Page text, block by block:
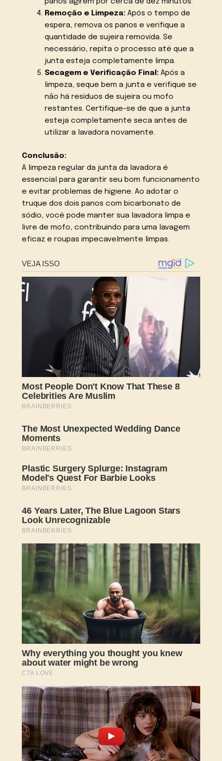
panos agirem por cerca de dez minutos.
Remoção e Limpeza:Após o tempo de
espera, remova os panos e verifique a
quantidade de sujeira removida. Se
necessário, repita o processo até que a
junta esteja completamente limpa.
Secagem e Verificação Final:Após a
limpeza, seque bem a junta e verifique se
não há resíduos de sujeira ou mofo
restantes. Certifique-se de que a junta
esteja completamente seca antes de
utilizar a lavadora novamente.
Conclusão:
A limpeza regular da junta da lavadora é
essencial para garantir seu bom funcionamento
e evitar problemas de higiene. Ao adotar o
truque dos dois panos com bicarbonato de
sódio, você pode manter sua lavadora limpa e
livre de mofo, contribuindo para uma lavagem
eficaz e roupas impecavelmente limpas.